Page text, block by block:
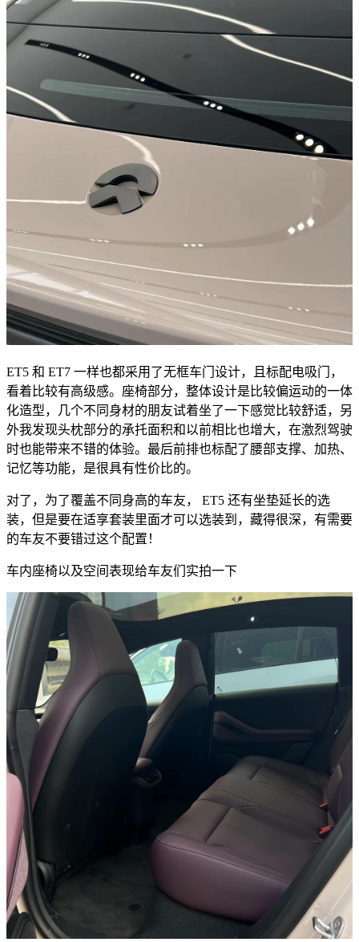
ET5 和 ET7 一样也都采用了无框车门设计，且标配电吸门，
看着比较有高级感。座椅部分，整体设计是比较偏运动的一体
化造型，几个不同身材的朋友试着坐了一下感觉比较舒适，另
外我发现头枕部分的承托面积和以前相比也增大，在激烈驾驶
时也能带来不错的体验。最后前排也标配了腰部支撑、加热、
记忆等功能，是很具有性价比的。
对了，为了覆盖不同身高的车友， ET5 还有坐垫延长的选
装，但是要在适享套装里面才可以选装到，藏得很深，有需要
的车友不要错过这个配置！
车内座椅以及空间表现给车友们实拍一下